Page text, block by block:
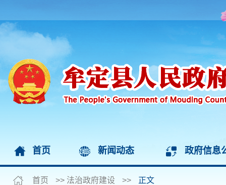
首页 新闻动态 政府信息
首页 >> 法治政府建设 >> 正文